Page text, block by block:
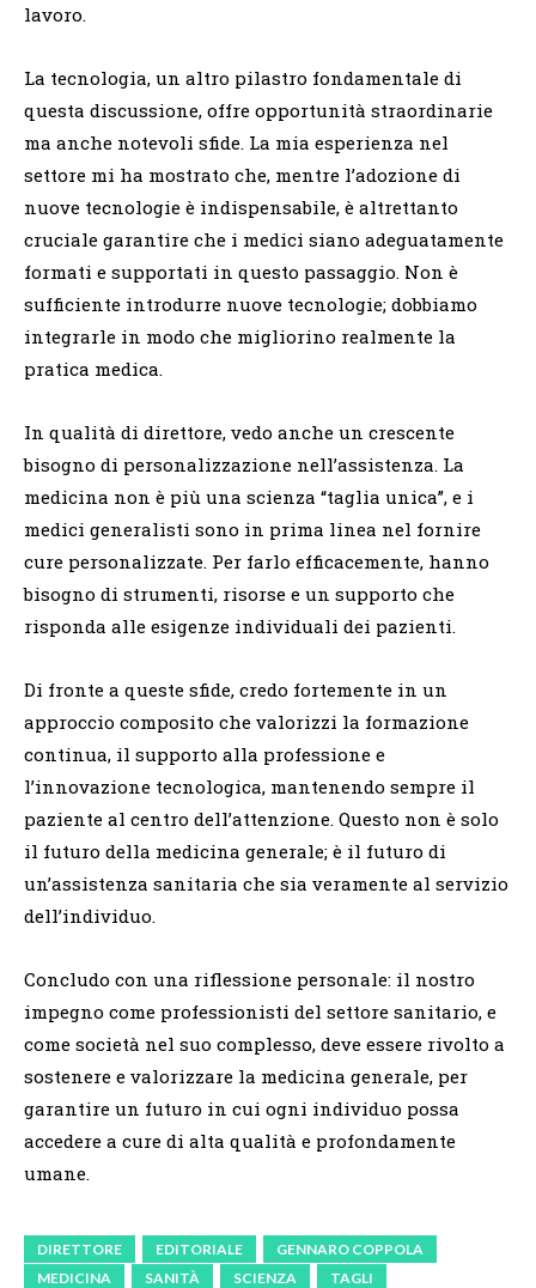
lavoro.
La tecnologia, un altro pilastro fondamentale di
questa discussione, offre opportunità straordinarie
ma anche notevoli sfide. La mia esperienza nel
settore mi ha mostrato che, mentre l’adozione di
nuove tecnologie è indispensabile, è altrettanto
cruciale garantire che i medici siano adeguatamente
formati e supportati in questo passaggio. Non è
sufficiente introdurre nuove tecnologie; dobbiamo
integrarle in modo che migliorino realmente la
pratica medica.
In qualità di direttore, vedo anche un crescente
bisogno di personalizzazione nell’assistenza. La
medicina non è più una scienza “taglia unica”, e i
medici generalisti sono in prima linea nel fornire
cure personalizzate. Per farlo efficacemente, hanno
bisogno di strumenti, risorse e un supporto che
risponda alle esigenze individuali dei pazienti.
Di fronte a queste sfide, credo fortemente in un
approccio composito che valorizzi la formazione
continua, il supporto alla professione e
l’innovazione tecnologica, mantenendo sempre il
paziente al centro dell’attenzione. Questo non è solo
il futuro della medicina generale; è il futuro di
un’assistenza sanitaria che sia veramente al servizio
dell’individuo.
Concludo con una riflessione personale: il nostro
impegno come professionisti del settore sanitario, e
come società nel suo complesso, deve essere rivolto a
sostenere e valorizzare la medicina generale, per
garantire un futuro in cui ogni individuo possa
accedere a cure di alta qualità e profondamente
umane.
DIRETTORE EDITORIALE
GENNARO COPPOLA
MEDICINA
SANITÀ SCIENZA TAGLI